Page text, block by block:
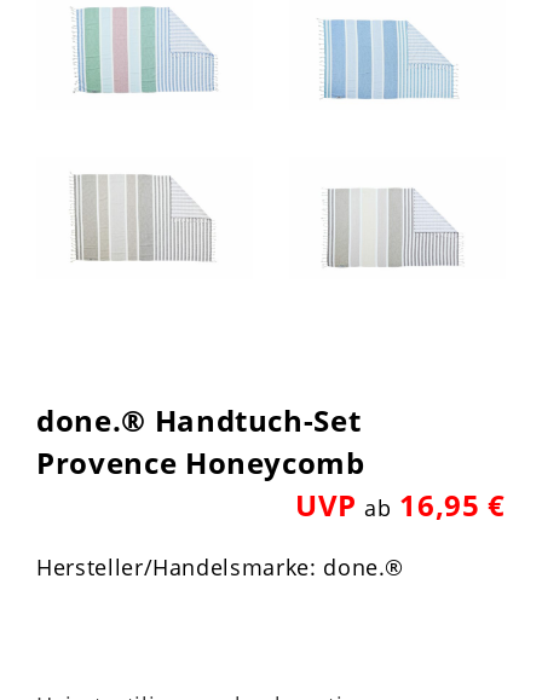
done.® Handtuch-Set
Provence Honeycomb
UVPab 16,95 €
Hersteller/Handelsmarke: done.®